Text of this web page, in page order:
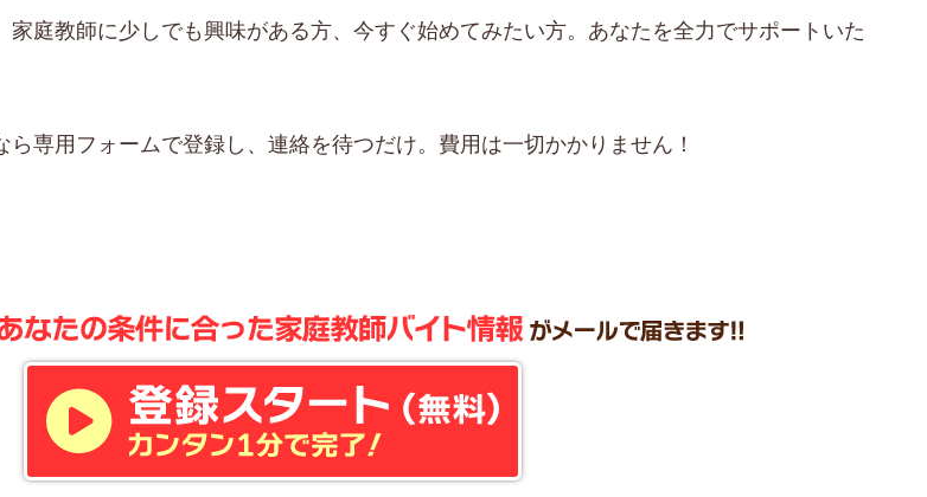
庭教師に少しでも興味がある方、今すぐ始めてみたい方。あなたを全力でサポートいた
専用フォームで登録し、連絡を待つだけ。費用は一切かかりません！